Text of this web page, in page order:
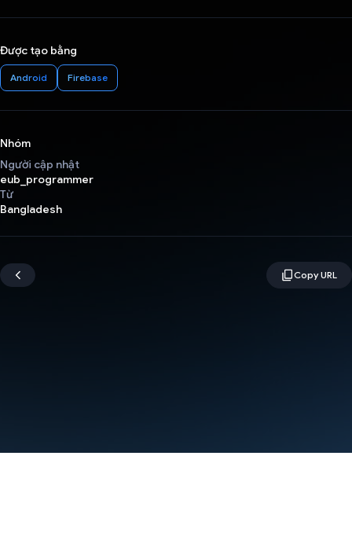
Được tạo bằng
Android Firebase
Nhóm
Người cập nhật
eub_programmer
Từ
Bangladesh